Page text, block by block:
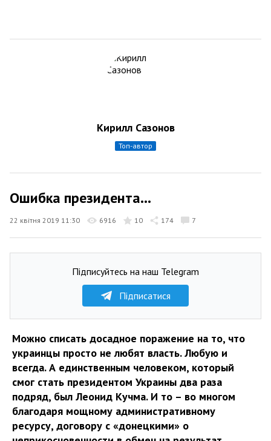
Кирилл Сазонов
топ-автор
Ошибка президента...
22 квітня 2019 11:30 6916 10 174 7
Підписуйтесь на наш Telegram
Підписатися
Можно списать досадное поражение на то, что
украинцы просто не любят власть. Любую и
всегда. А единственным человеком, который
смог стать президентом Украины два раза
подряд, был Леонид Кучма. И то – во многом
благодаря мощному административному
ресурсу, договору с «донецкими» о